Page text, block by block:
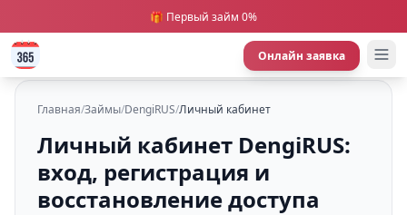
🎁 Первый займ 0%
Онлайн заявка
Главная/Займы/DengiRUS/Личный кабинет
Личный кабинет DengiRUS:
вход, регистрация и
восстановление доступа